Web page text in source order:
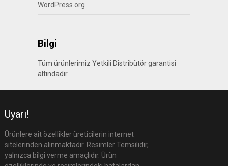
WordPress.org
Bilgi
Tüm ürünlerimiz Yetkili Distribütör garantisi
altındadır.
Uyarı!
Ürünlere ait özellikler üreticilerin internet
sitelerinden alınmaktadır. Resimler Temsilidir,
yalnızca bilgi verme amaçlıdır. Ürün